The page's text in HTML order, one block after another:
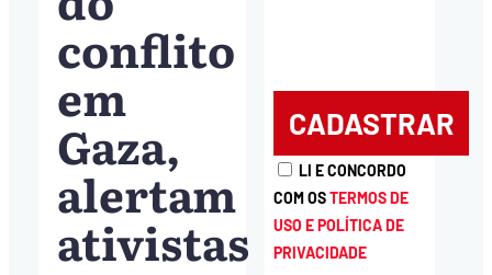
conflito
em
Gaza,
alertam
ativistas
LI E CONCORDO
COM OSTERMOS DE
USO E POLÍTICA DE
PRIVACIDADE